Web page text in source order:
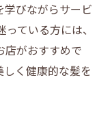
学びながらサービ
ている方には、
店がおすすめで
く健康的な髪を